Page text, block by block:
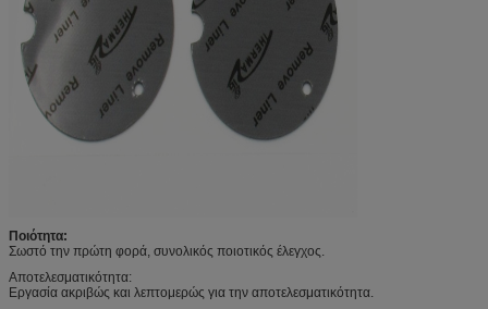
Ποιότητα:
Σωστό την πρώτη φορά, συνολικός ποιοτικός έλεγχος.
Αποτελεσματικότητα:
Εργασία ακριβώς και λεπτομερώς για την αποτελεσματικότητα.